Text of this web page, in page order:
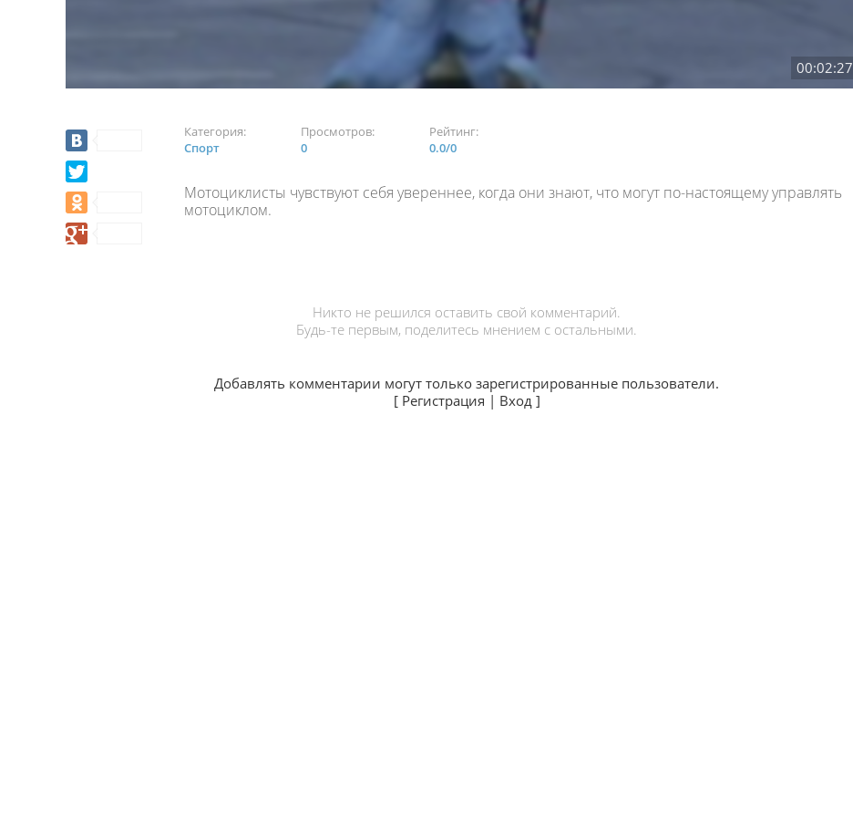
00:02:27
Категория:
Спорт
Просмотров:
0
Рейтинг:
0.0/0
Мотоциклисты чувствуют себя увереннее, когда они знают, что могут по-настоящему управлять
мотоциклом.
Никто не решился оставить свой комментарий.
Будь-те первым, поделитесь мнением с остальными.
Добавлять комментарии могут только зарегистрированные пользователи.
[ Регистрация | Вход]